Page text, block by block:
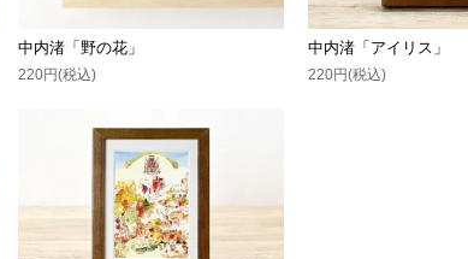
中内渚「野の花」
220円(税込)
中内渚「アイリス」
220円(税込)